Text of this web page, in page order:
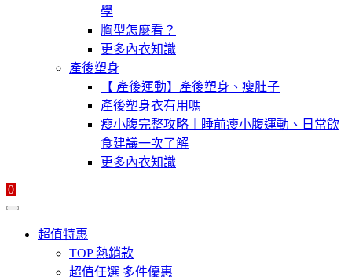
學
胸型怎麼看？
更多內衣知識
產後塑身
【 產後運動】產後塑身、瘦肚子
產後塑身衣有用嗎
瘦小腹完整攻略｜睡前瘦小腹運動、日常飲
食建議一次了解
更多內衣知識
0
超值特惠
TOP 熱銷款
超值任選 多件優惠